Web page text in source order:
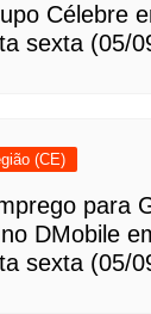
Célebre
sexta (05/
(CE)
para
DMobile
sexta (05/